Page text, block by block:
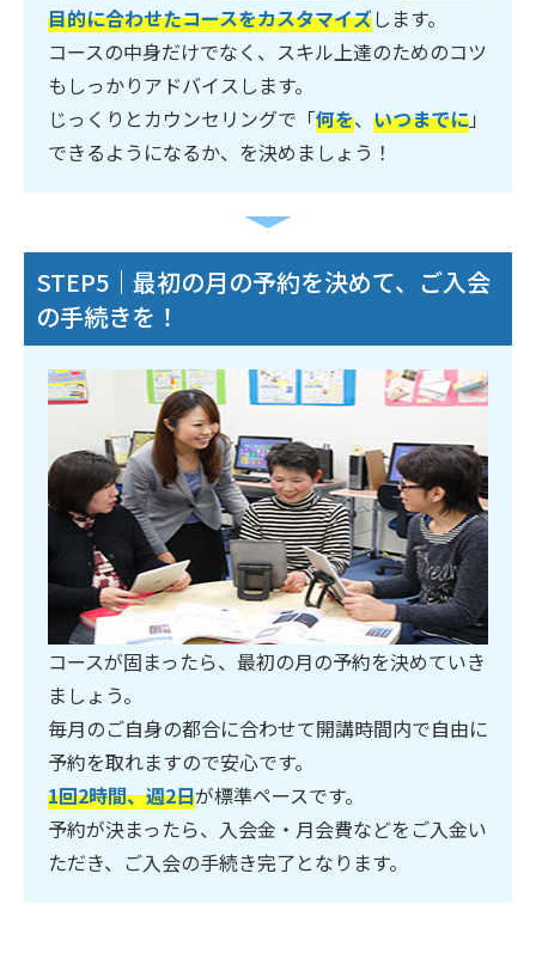
目的に合わせたコースをカスタマイズします。
コースの中身だけでなく、スキル上達のためのコツ
もしっかりアドバイスします。
じっくりとカウンセリングで「何を、 いつまでに」
できるようになるか、を決めましょう！
STEP5｜最初の月の予約を決めて、ご入会
の手続きを！
コースが固まったら、最初の月の予約を決めていき
ましょう。
毎月のご自身の都合に合わせて開講時間内で自由に
予約を取れますので安心です。
1回2時間、週2日が標準ペースです。
予約が決まったら、入会金・月会費などをご入金い
ただき、ご入会の手続き完了となります。